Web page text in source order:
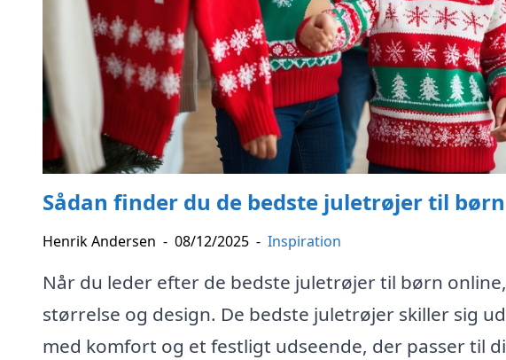
Sådan finder du de bedste juletrøjer til
Henrik Andersen - 08/12/2025 - Inspiration
Når du leder efter de bedste juletrøjer til børn
størrelse og design. De bedste juletrøjer skiller sig
med komfort og et festligt udseende, der passer til